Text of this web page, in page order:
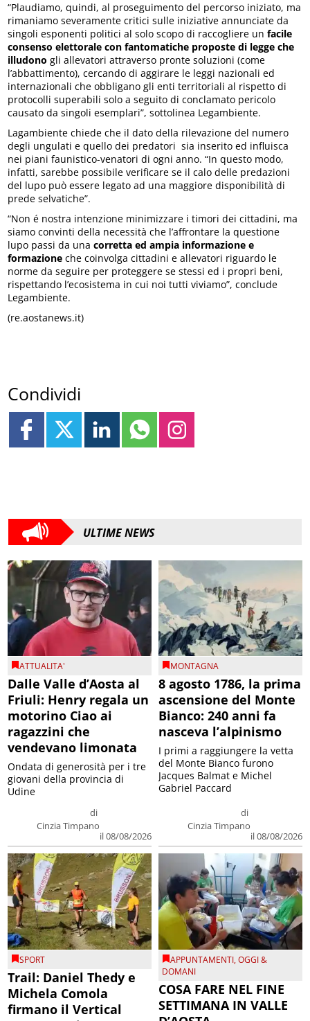
“Plaudiamo, quindi, al proseguimento del percorso iniziato, ma
rimaniamo severamente critici sulle iniziative annunciate da
singoli esponenti politici al solo scopo di raccogliere unfacile
consenso elettorale con fantomatiche proposte di legge che
illudono gli allevatori attraverso pronte soluzioni (come
l’abbattimento), cercando di aggirare le leggi nazionali ed
internazionali che obbligano gli enti territoriali al rispetto di
protocolli superabili solo a seguito di conclamato pericolo
causato da singoli esemplari”, sottolinea Legambiente.
Lagambiente chiede che il dato della rilevazione del numero
degli ungulati e quello dei predatori sia inserito ed influisca
nei piani faunistico-venatori di ogni anno. “In questo modo,
infatti, sarebbe possibile verificare se il calo delle predazioni
del lupo può essere legato ad una maggiore disponibilità di
prede selvatiche”.
“Non é nostra intenzione minimizzare i timori dei cittadini, ma
siamo convinti della necessità che l’affrontare la questione
lupo passi da unacorretta ed ampia informazione e
formazione che coinvolga cittadini e allevatori riguardo le
norme da seguire per proteggere se stessi ed i propri beni,
rispettando l’ecosistema in cui noi tutti viviamo”, conclude
Legambiente.
(re.aostanews.it)
Condividi
ULTIME NEWS
ATTUALITA'
Dalle Valle d’Aosta al
Friuli: Henry regala un
motorino Ciao ai
ragazzini che
vendevano limonata
di
Cinzia Timpano
il 08/08/2026
Ondata di generosità per i tre
giovani della provincia di
Udine
MONTAGNA
8 agosto 1786, la prima
ascensione del Monte
Bianco: 240 anni fa
nasceva l’alpinismo
di
Cinzia Timpano
il 08/08/2026
I primi a raggiungere la vetta
del Monte Bianco furono
Jacques Balmat e Michel
Gabriel Paccard
SPORT
Trail: Daniel Thedy e
Michela Comola
firmano il Vertical
APPUNTAMENTI,OGGI &
DOMANI
COSA FARE NEL FINE
SETTIMANA IN VALLE